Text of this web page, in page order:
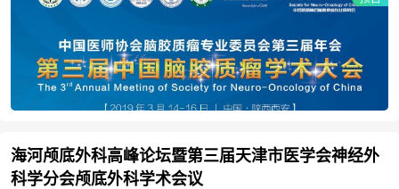
海河颅底外科高峰论坛暨第三届天津市医学会神经外
科学分会颅底外科学术会议